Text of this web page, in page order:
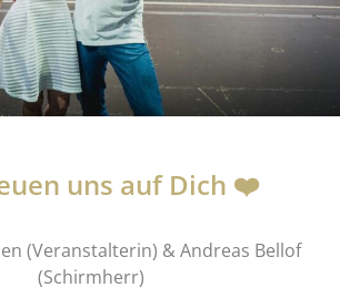
uns auf Dich ❤️
(Veranstalterin) & Andreas Bellof
(Schirmherr)